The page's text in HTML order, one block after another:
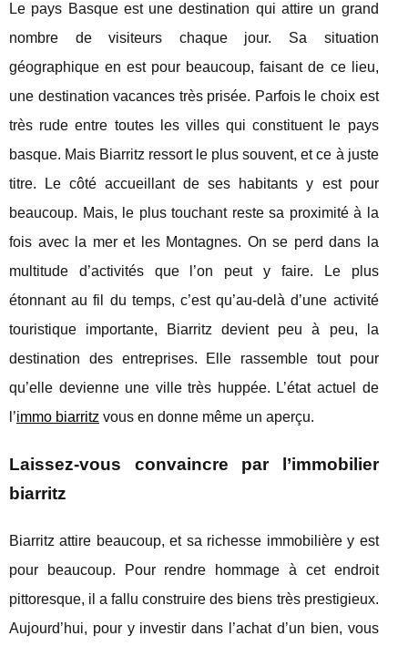
Le pays Basque est une destination qui attire un grand
nombre de visiteurs chaque jour. Sa situation
géographique en est pour beaucoup, faisant de ce lieu,
une destination vacances très prisée. Parfois le choix est
très rude entre toutes les villes qui constituent le pays
basque. Mais Biarritz ressort le plus souvent, et ce à juste
titre. Le côté accueillant de ses habitants y est pour
beaucoup. Mais, le plus touchant reste sa proximité à la
fois avec la mer et les Montagnes. On se perd dans la
multitude d’activités que l’on peut y faire. Le plus
étonnant au fil du temps, c’est qu’au-delà d’une activité
touristique importante, Biarritz devient peu à peu, la
destination des entreprises. Elle rassemble tout pour
qu’elle devienne une ville très huppée. L’état actuel de
l’immo biarritz vous en donne même un aperçu.
Laissez-vous convaincre par l’immobilier
biarritz
Biarritz attire beaucoup, et sa richesse immobilière y est
pour beaucoup. Pour rendre hommage à cet endroit
pittoresque, il a fallu construire des biens très prestigieux.
Aujourd’hui, pour y investir dans l’achat d’un bien, vous